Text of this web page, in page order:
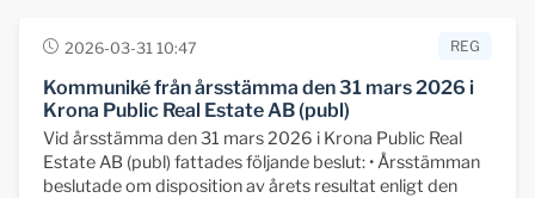
2026-03-31 10:47 REG
Kommuniké från årsstämma den 31 mars 2026 i
Krona Public Real Estate AB (publ)
Vid årsstämma den 31 mars 2026 i Krona Public Real
Estate AB (publ) fattades följande beslut: • Årsstämman
beslutade om disposition av årets resultat enligt den